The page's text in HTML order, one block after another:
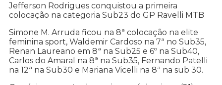
Jefferson Rodrigues conquistou a primeira
colocação na categoria Sub23 do GP Ravelli MTB
Simone M. Arruda ficou na 8ª colocação na elite
feminina sport, Waldemir Cardoso na 7ª no Sub35,
Renan Laureano em 8ª na Sub25 e 6º na Sub40,
Carlos do Amaral na 8ª na Sub35, Fernando Patelli
na 12ª na Sub30 e Mariana Vicelli na 8ª na sub 30.